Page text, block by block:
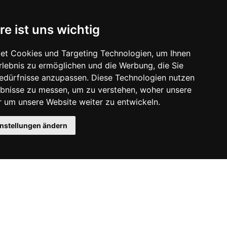
ist uns wichtig
Cookies und Targeting Technologien, um Ihnen
zu ermöglichen und die Werbung, die Sie
anzupassen. Diese Technologien nutzen
zu messen, um zu verstehen, woher unsere
um unsere Website weiter zu entwickeln.
ändern